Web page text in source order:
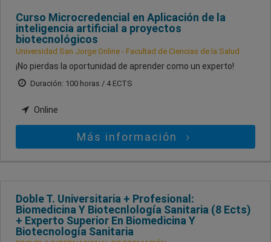
Curso Microcredencial en Aplicación de la
inteligencia artificial a proyectos
biotecnológicos
Universidad San Jorge Online - Facultad de Ciencias de la Salud
¡No pierdas la oportunidad de aprender como un experto!
Duración: 100 horas / 4 ECTS
Online
Más información
Doble T. Universitaria + Profesional:
Biomedicina Y Biotecnlología Sanitaria (8 Ects)
+ Experto Superior En Biomedicina Y
Biotecnología Sanitaria